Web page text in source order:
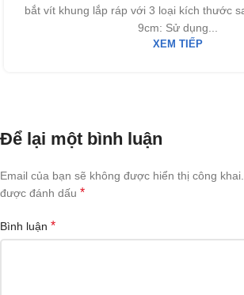
bắt vít khung lắp ráp với 3 loại kích thước
9cm: Sử dụng...
XEM TIẾP
Để lại một bình luận
Email của bạn sẽ không được hiển thị công khai.
được đánh dấu *
Bình luận *